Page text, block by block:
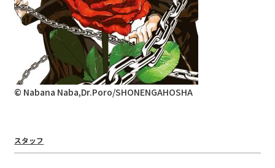
© Nabana Naba,Dr.Poro/SHONENGAHOSHA
スタッフ